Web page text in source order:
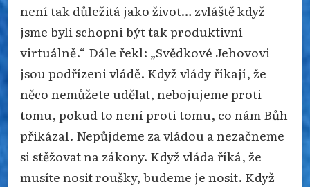
není tak důležitá jako život… zvláště když
jsme byli schopni být tak produktivní
virtuálně.“ Dále řekl: „Svědkové Jehovovi
jsou podřízeni vládě. Když vlády říkají, že
něco nemůžete udělat, nebojujeme proti
tomu, pokud to není proti tomu, co nám Bůh
přikázal. Nepůjdeme za vládou a nezačneme
si stěžovat na zákony. Když vláda říká, že
musíte nosit roušky, budeme je nosit. Když